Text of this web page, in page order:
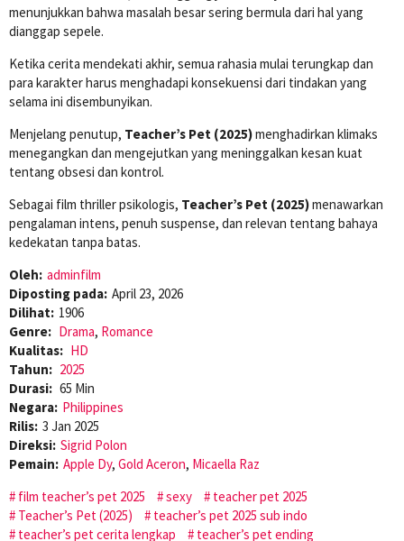
menunjukkan bahwa masalah besar sering bermula dari hal yang
dianggap sepele.
Ketika cerita mendekati akhir, semua rahasia mulai terungkap dan
para karakter harus menghadapi konsekuensi dari tindakan yang
selama ini disembunyikan.
Menjelang penutup, Teacher’s Pet (2025)menghadirkan klimaks
menegangkan dan mengejutkan yang meninggalkan kesan kuat
tentang obsesi dan kontrol.
Sebagai film thriller psikologis, Teacher’s Pet (2025)menawarkan
pengalaman intens, penuh suspense, dan relevan tentang bahaya
kedekatan tanpa batas.
Oleh: adminfilm
Diposting pada: April 23, 2026
Dilihat: 1906
Genre: Drama, Romance
Kualitas: HD
Tahun: 2025
Durasi: 65 Min
Negara: Philippines
Rilis: 3 Jan 2025
Direksi: Sigrid Polon
Pemain: Apple Dy, Gold Aceron, Micaella Raz
film teacher’s pet 2025
sexy
teacher pet 2025
Teacher’s Pet (2025)
teacher’s pet 2025 sub indo
teacher’s pet cerita lengkap
teacher’s pet ending